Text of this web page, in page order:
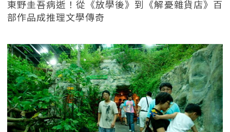
東野圭吾病逝！從《放學後》到《解憂雜貨店》百
部作品成推理文學傳奇